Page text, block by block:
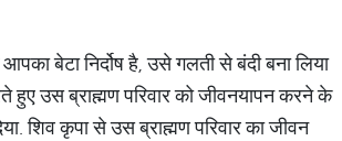
बेटा निर्दोष है, उसे गलती से बंदी बना लिया
हुए उस ब्राह्मण परिवार को जीवनयापन करने के
शिव कृपा से उस ब्राह्मण परिवार का जीवन